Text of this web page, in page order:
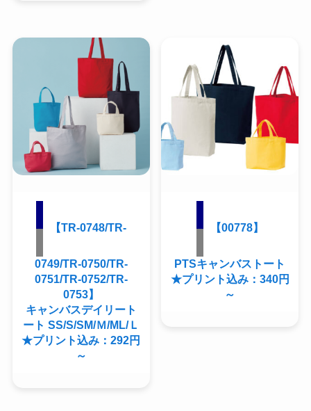
【TR-0748/TR-
0749/TR-0750/TR-
0751/TR-0752/TR-
0753】
キャンバスデイリート
ート SS/S/SM/Ｍ/ML/Ｌ
★プリント込み：292円
～
【00778】
PTSキャンバストート
★プリント込み：340円
～